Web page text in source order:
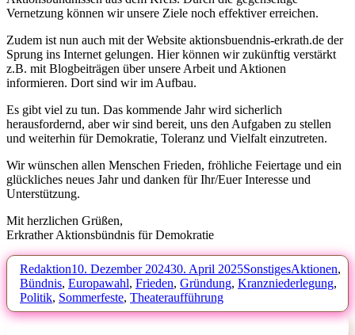
Vernetzung können wir unsere Ziele noch effektiver erreichen.
Zudem ist nun auch mit der Website aktionsbuendnis-erkrath.de der
Sprung ins Internet gelungen. Hier können wir zukünftig verstärkt
z.B. mit Blogbeiträgen über unsere Arbeit und Aktionen
informieren. Dort sind wir im Aufbau.
Es gibt viel zu tun. Das kommende Jahr wird sicherlich
herausfordernd, aber wir sind bereit, uns den Aufgaben zu stellen
und weiterhin für Demokratie, Toleranz und Vielfalt einzutreten.
Wir wünschen allen Menschen Frieden, fröhliche Feiertage und ein
glückliches neues Jahr und danken für Ihr/Euer Interesse und
Unterstützung.
Mit herzlichen Grüßen,
Erkrather Aktionsbündnis für Demokratie
Autor
RedaktionVeröffentlicht
am
10. Dezember 202430. April 2025Kategorien
SonstigesAktionen,
Bündnis, Europawahl, Frieden, Gründung, Kranzniederlegung,
Politik, Sommerfeste, Theateraufführung